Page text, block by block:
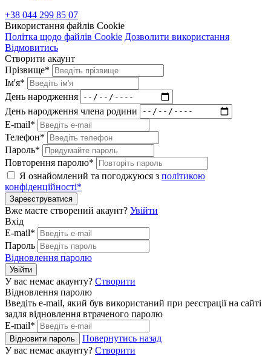
+38 044 299 85 07
Використання файлів Cookie
Політка щодо файлів Cookie Дозволити використання
Відмовитись
Створити акаунт
Прізвище*
Ім'я*
День народження
День народження члена родини
E-mail*
Телефон*
Пароль*
Повторення паролю*
Я ознайомлений та погоджуюся з політикою
конфіденційності*
Зареєструватися
Вже маєте створений акаунт? Увійти
Вхід
E-mail*
Пароль
Відновлення паролю
Увійти
У вас немає акаунту? Створити
Відновлення паролю
Введіть e-mail, який був використаний при реєстрації на сайті
задля відновлення втраченого паролю
E-mail*
Відновити пароль
Повернутись назад
У вас немає акаунту? Створити